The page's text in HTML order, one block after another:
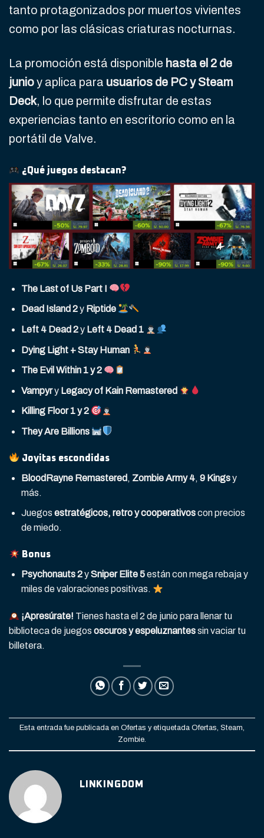
tanto protagonizados por muertos vivientes
como por las clásicas criaturas nocturnas.
La promoción está disponible hasta el 2 de
junioy aplica para usuarios de PC y Steam
Deck, lo que permite disfrutar de estas
experiencias tanto en escritorio como en la
portátil de Valve.
¿Qué juegos destacan?
The Last of Us Part I
Dead Island 2y Riptide
Left 4 Dead 2y Left 4 Dead 1
Dying Light + Stay Human
The Evil Within 1 y 2
Vampyry Legacy of Kain Remastered
Killing Floor 1 y 2
They Are Billions
Joyitas escondidas
BloodRayne Remastered , Zombie Army 4, 9 Kingsy
más.
Juegos estratégicos, retro y cooperativoscon precios
de miedo.
Bonus
Psychonauts 2ySniper Elite 5están con mega rebaja y
miles de valoraciones positivas.
¡Apresúrate! Tienes hasta el 2 de junio para llenar tu
biblioteca de juegos oscuros y espeluznantessin vaciar tu
billetera.
Esta entrada fue publicada en Ofertas y etiquetada Ofertas, Steam,
Zombie.
LINKINGDOM